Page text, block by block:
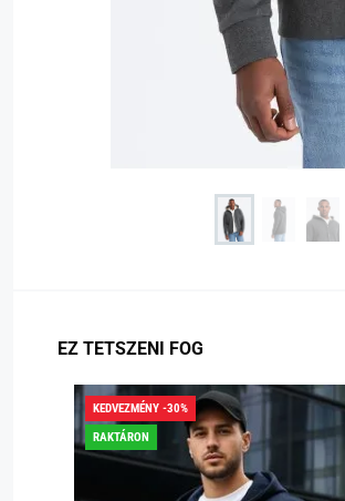
EZ TETSZENI FOG
KEDVEZMÉNY -30%
RAKTÁRON